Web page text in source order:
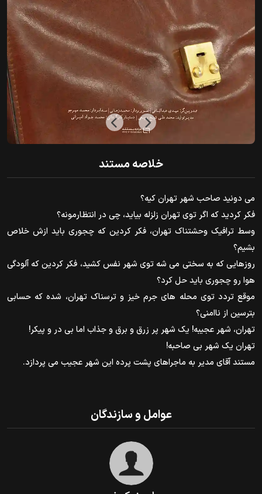
خلاصه مستند
می دونید صاحب شهر تهران کیه؟
فکر کردید که اگر توی تهران زلزله بیاید، چی در انتظارمونه؟
وسط ترافیک وحشتناک تهران، فکر کردین که چجوری باید ازش خلاص
بشیم؟
روزهایی که به سختی می شه توی شهر نفس کشید، فکر کردین که آلودگی
هوا رو چجوری باید حل کرد؟
موقع تردد توی محله های جرم خیز و ترسناک تهران، شده که حسابی
بترسین از ناامنی؟
تهران، شهر عجیبه! یک شهر پر زرق و برق و جذاب اما بی در و پیکر!
تهران یک شهر بی صاحبه!
مستند آقای مدیر به ماجراهای پشت پرده این شهر عجیب می پردازد.
عوامل و سازندگان